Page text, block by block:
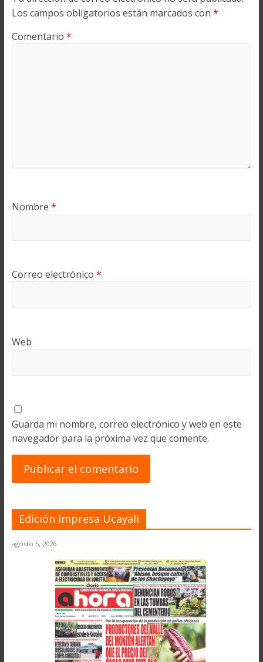
Los campos obligatorios están marcados con *
Comentario *
Nombre *
Correo electrónico *
Web
Guarda mi nombre, correo electrónico y web en este
navegador para la próxima vez que comente.
Edición Impresa Ucayali
agosto 5, 2026